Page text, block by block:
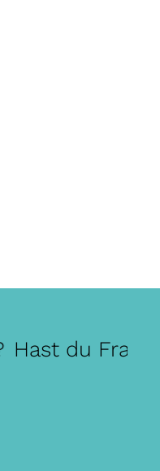
Hast du